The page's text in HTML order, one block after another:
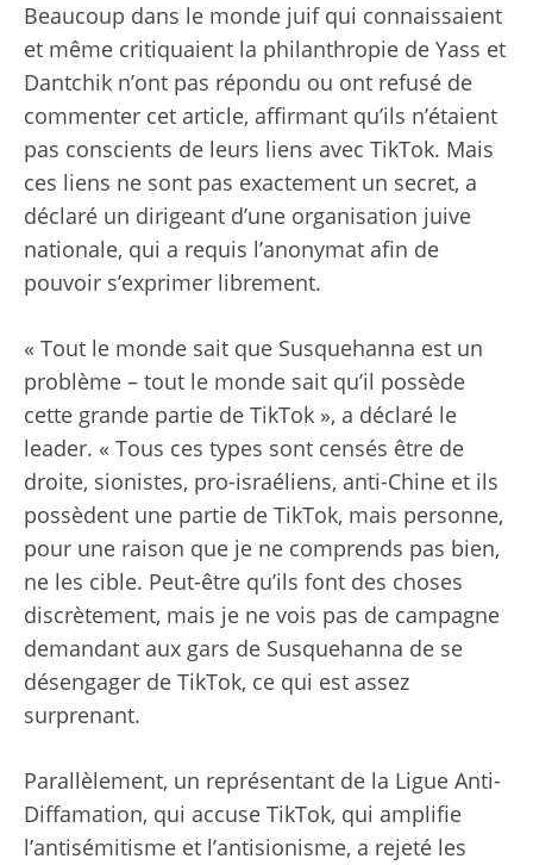
Beaucoup dans le monde juif qui connaissaient
et même critiquaient la philanthropie de Yass et
Dantchik n’ont pas répondu ou ont refusé de
commenter cet article, affirmant qu’ils n’étaient
pas conscients de leurs liens avec TikTok. Mais
ces liens ne sont pas exactement un secret, a
déclaré un dirigeant d’une organisation juive
nationale, qui a requis l’anonymat afin de
pouvoir s’exprimer librement.
« Tout le monde sait que Susquehanna est un
problème – tout le monde sait qu’il possède
cette grande partie de TikTok », a déclaré le
leader. « Tous ces types sont censés être de
droite, sionistes, pro-israéliens, anti-Chine et ils
possèdent une partie de TikTok, mais personne,
pour une raison que je ne comprends pas bien,
ne les cible. Peut-être qu’ils font des choses
discrètement, mais je ne vois pas de campagne
demandant aux gars de Susquehanna de se
désengager de TikTok, ce qui est assez
surprenant.
Parallèlement, un représentant de la Ligue Anti-
Diffamation, qui accuse TikTok, qui amplifie
l’antisémitisme et l’antisionisme, a rejeté les